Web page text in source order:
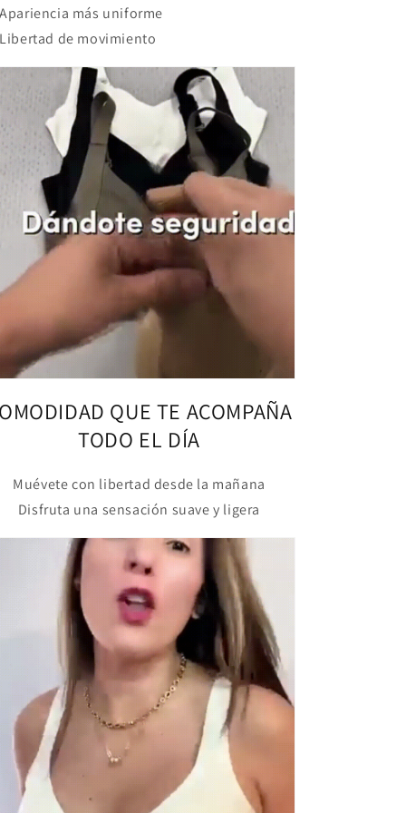
más uniforme
de movimiento
QUE TE ACOMPAÑA
TODO EL DÍA
Muévete con libertad desde la mañana
Disfruta una sensación suave y ligera